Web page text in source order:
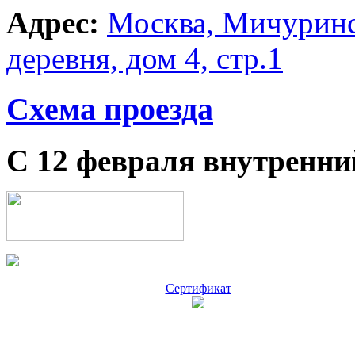
Адрес: Москва,
деревня, дом 4, стр.1
Схема проезда
С 12 февраля
Сертификат